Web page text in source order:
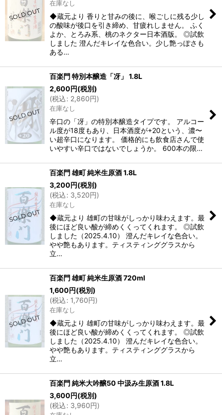
在庫なし
◆蔵元より 香りと甘みの後に、喉ごしに残る少し
の酸味が後口を引き締め、甘疲れしません。 ふく
よか、とろみ系、桃のネクター日本酒版。 ◎試飲
しました 澄んだキレイな色合い。少し艶っぽさも
ある…
百楽門 特別本醸造「冴」 1.8L
2,600円(税別)
(税込: 2,860円)
在庫なし
辛口の「冴」の特別本醸造タイプです。 アルコー
ル度が18度もあり、日本酒度が+20という、濃〜
い超辛口になります。 価格的にも飲食店さんで使
いやすい辛口ではないでしょうか。 600本の限…
百楽門 雄町 純米生原酒 1.8L
3,200円(税別)
(税込: 3,520円)
在庫なし
◆蔵元より 雄町の甘味がしっかり味わえます。最
後にほど良い酸が締めくくってくれます。 ◎試飲
しました（2025.4.10） 澄んだキレイな色合い。
やや艶もあります。ティスティンググラスから
立…
百楽門 雄町 純米生原酒 720ml
1,600円(税別)
(税込: 1,760円)
在庫なし
◆蔵元より 雄町の甘味がしっかり味わえます。最
後にほど良い酸が締めくくってくれます。 ◎試飲
しました（2025.4.10） 澄んだキレイな色合い。
やや艶もあります。ティスティンググラスから
立…
百楽門 純米大吟醸50 中汲み生原酒 1.8L
3,600円(税別)
(税込: 3,960円)